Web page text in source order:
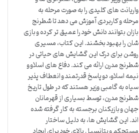
واریانت های کلیدی را به صورت مرحله به
مرحله و کاربردی آموزش می دهد تا شطرنج
بازان بتوانند دانش خود را عمیق تر کرده و بازی
شان را بهبود بخشند. این کتاب، مسیری
روشن برای درک این گشایش های حیاتی در
شطرنج مدرن ارائه می کند. دفاع های اسلاو و
نیمه اسلاو، دو پاسخ قدرتمند و انعطاف پذیر
سیاه به گامبی وزیر هستند که در طول تاریخ
شطرنج مدرن، توسط بسیاری از قهرمانان
جهان و بازیکنان برجسته به کار گرفته شده
اند. این گشایش ها، به دلیل ساختار